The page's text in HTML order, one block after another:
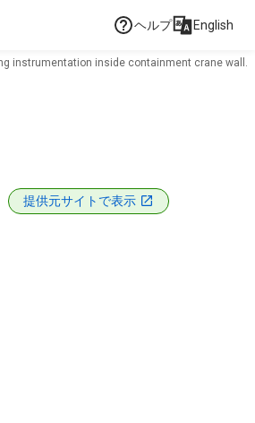
ヘルプ English
instrumentation inside containment crane wall.
提供元サイトで表示